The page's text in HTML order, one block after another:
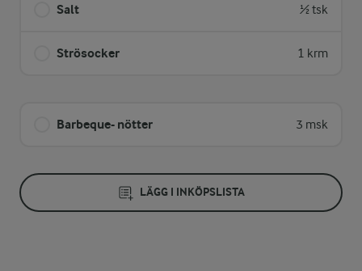
Salt ½ tsk
Strösocker 1 krm
Barbeque- nötter 3 msk
LÄGG I INKÖPSLISTA